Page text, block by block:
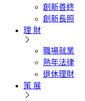
創新善終
創新長照
理 財
職場就業
熟年法律
退休理財
策 展